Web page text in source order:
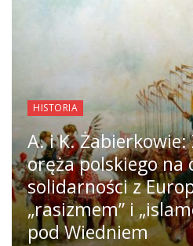
HISTORIA
A. i K.
oręża polskiego na
solidarności z
„rasizmem” i
pod Wiedniem